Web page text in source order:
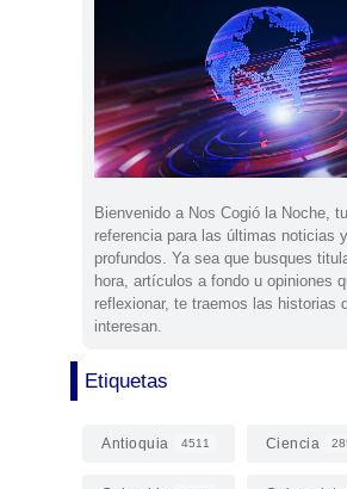
Bienvenido a Nos Cogió la Noche,
referencia para las últimas noticias
profundos. Ya sea que busques
hora, artículos a fondo u opiniones
reflexionar, te traemos las historias
interesan.
Etiquetas
Antioquia 4511 Ciencia